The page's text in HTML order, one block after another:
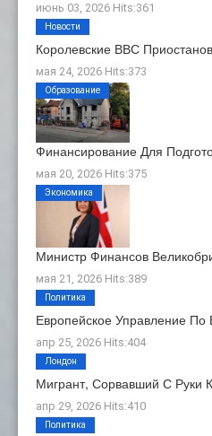
июнь 03, 2026 Hits:361
Королевские ВВС
мая 24, 2026 Hits:373
Новости
Финансирование Для
мая 20, 2026 Hits:375
Образование
Министр Финансов
мая 21, 2026 Hits:389
Экономика
Европейское Управление
апр 25, 2026 Hits:404
Политика
Мигрант, Сорвавший С Руки
апр 29, 2026 Hits:410
Лондон
Политика